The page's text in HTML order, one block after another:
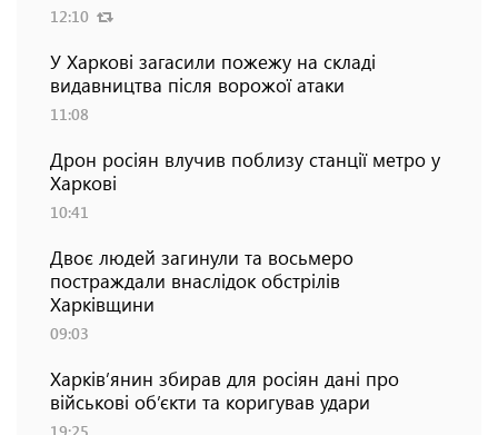
12:10
У Харкові загасили пожежу на складі
видавництва після ворожої атаки
11:08
Дрон росіян влучив поблизу станції метро у
Харкові
10:41
Двоє людей загинули та восьмеро
постраждали внаслідок обстрілів
Харківщини
09:03
Харків’янин збирав для росіян дані про
військові об’єкти та коригував удари
19:25